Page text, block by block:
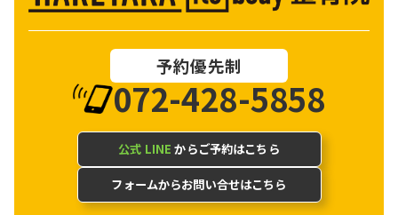
予約優先制
072-428-5858
公式 LINE からご予約はこちら
フォームからお問い合せはこちら